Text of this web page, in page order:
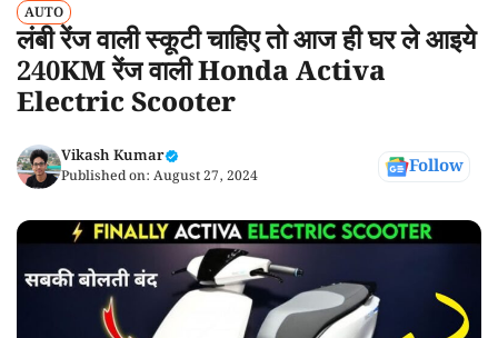
AUTO
लंबी रेंज वाली स्कूटी चाहिए तो आज ही घर ले आइये
240KM रेंज वाली Honda Activa
Electric Scooter
Vikash Kumar
Published on: August 27, 2024 Follow